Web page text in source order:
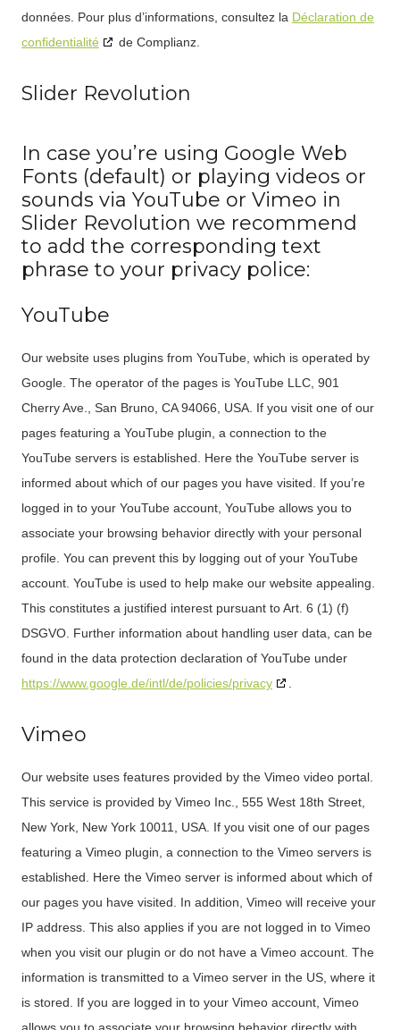
données. Pour plus d’informations, consultez la Déclaration de
confidentialité
de Complianz.
Slider Revolution
In case you’re using Google Web
Fonts (default) or playing videos or
sounds via YouTube or Vimeo in
Slider Revolution we recommend
to add the corresponding text
phrase to your privacy police:
YouTube
Our website uses plugins from YouTube, which is operated by
Google. The operator of the pages is YouTube LLC, 901
Cherry Ave., San Bruno, CA 94066, USA. If you visit one of our
pages featuring a YouTube plugin, a connection to the
YouTube servers is established. Here the YouTube server is
informed about which of our pages you have visited. If you’re
logged in to your YouTube account, YouTube allows you to
associate your browsing behavior directly with your personal
profile. You can prevent this by logging out of your YouTube
account. YouTube is used to help make our website appealing.
This constitutes a justified interest pursuant to Art. 6 (1) (f)
DSGVO. Further information about handling user data, can be
found in the data protection declaration of YouTube under
https://www.google.de/intl/de/policies/privacy
Vimeo
Our website uses features provided by the Vimeo video portal.
This service is provided by Vimeo Inc., 555 West 18th Street,
New York, New York 10011, USA. If you visit one of our pages
featuring a Vimeo plugin, a connection to the Vimeo servers is
established. Here the Vimeo server is informed about which of
our pages you have visited. In addition, Vimeo will receive your
IP address. This also applies if you are not logged in to Vimeo
when you visit our plugin or do not have a Vimeo account. The
information is transmitted to a Vimeo server in the US, where it
is stored. If you are logged in to your Vimeo account, Vimeo